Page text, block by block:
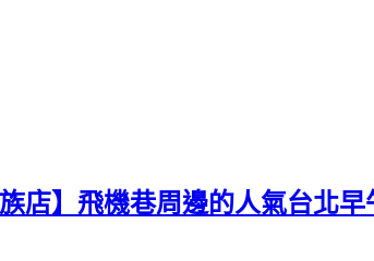
店】飛機巷周邊的人氣台北